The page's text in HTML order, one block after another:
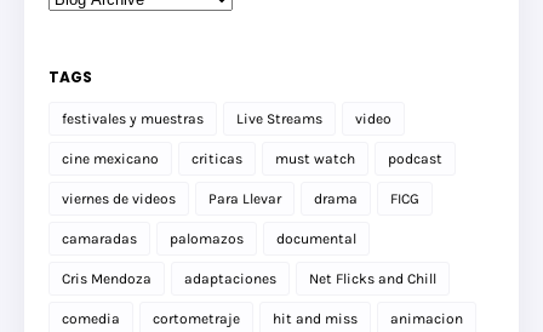
TAGS
festivales y muestras Live Streams video
cine mexicano criticas must watch podcast
viernes de videos Para Llevar drama FICG
camaradas palomazos documental
Cris Mendoza adaptaciones Net Flicks and Chill
comedia cortometraje hit and miss animacion